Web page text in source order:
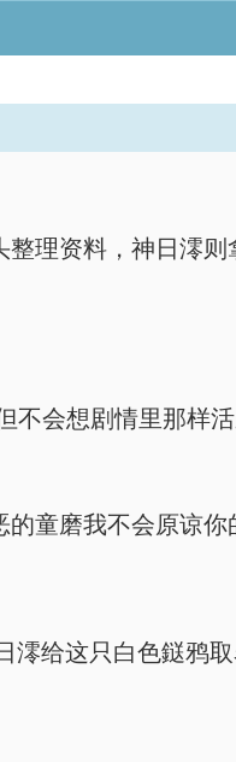
理资料，神日澪
会想剧情里那样
童磨我不会原谅你
给这只白色鎹鸦取